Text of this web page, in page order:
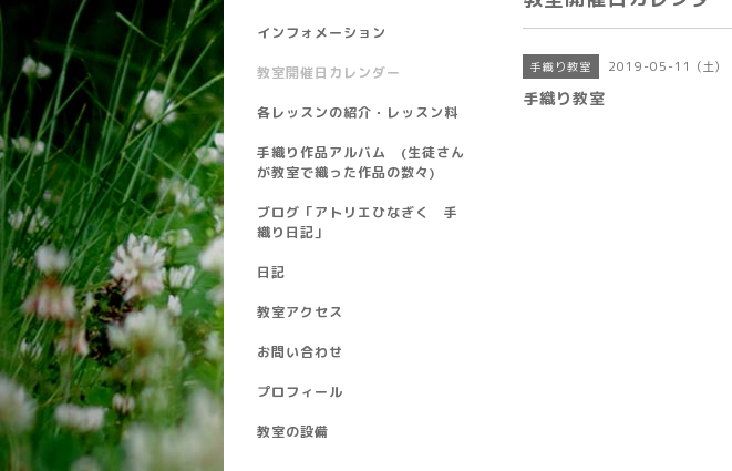
手織り教室 2019-05-11 (土)
手織り教室
インフォメーション
教室開催日カレンダー
各レッスンの紹介・レッスン料
手織り作品アルバム (生徒さん
が教室で織った作品の数々)
ブログ「アトリエひなぎく 手
織り日記」
日記
教室アクセス
お問い合わせ
プロフィール
教室の設備